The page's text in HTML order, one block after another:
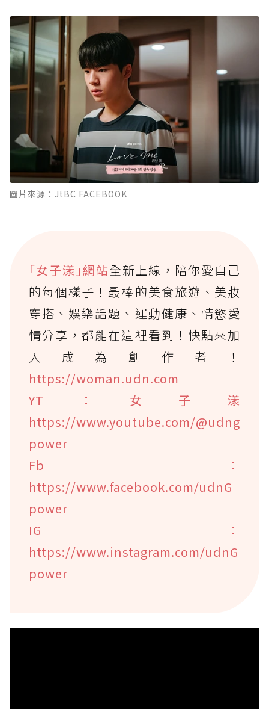
圖片來源：JtBC FACEBOOK
｢女子漾｣網站全新上線，陪你愛自己
的每個樣子！最棒的美食旅遊、美妝
穿搭、娛樂話題、運動健康、情慾愛
情分享，都能在這裡看到！快點來加
入成為創作者！
https://woman.udn.com
YT：女子漾
https://www.youtube.com/@udng
power
Fb：
https://www.facebook.com/udnG
power
IG：
https://www.instagram.com/udnG
power